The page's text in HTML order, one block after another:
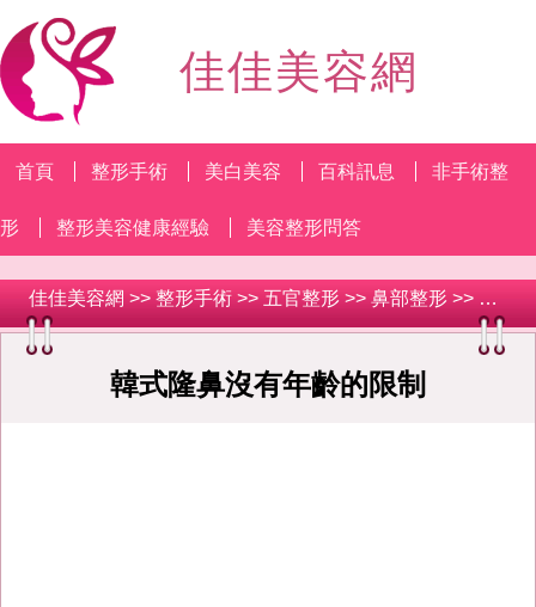
佳佳美容網
首頁 整形手術 美白美容 百科訊息 非手術整
形 整形美容健康經驗 美容整形問答
佳佳美容網 >> 整形手術 >> 五官整形 >> 鼻部整形 >> 韓式隆鼻沒有年齡的限制
韓式隆鼻沒有年齡的限制